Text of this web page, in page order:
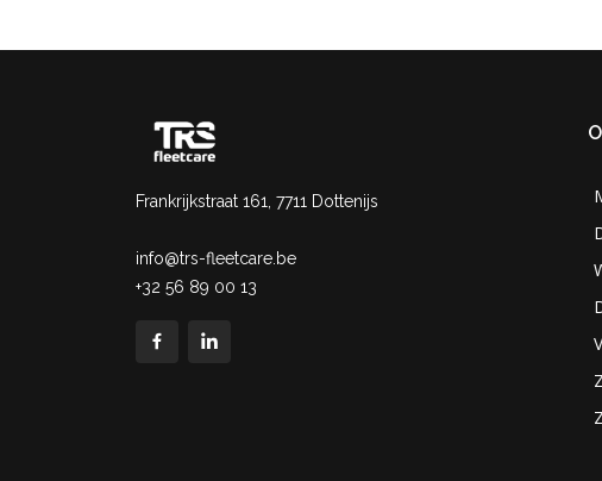
Frankrijkstraat 161, 7711 Dottenijs
info@trs-fleetcare.be
+32 56 89 00 13